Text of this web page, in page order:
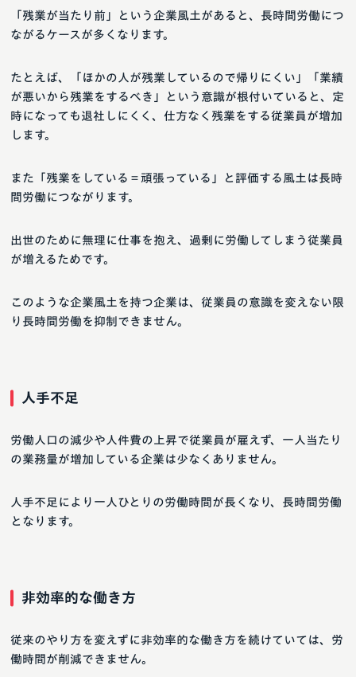
「残業が当たり前」という企業風土があると、長時間労働につ
ながるケースが多くなります。
たとえば、「ほかの人が残業しているので帰りにくい」「業績
が悪いから残業をするべき」という意識が根付いていると、定
時になっても退社しにくく、仕方なく残業をする従業員が増加
します。
また「残業をしている＝頑張っている」と評価する風土は長時
間労働につながります。
出世のために無理に仕事を抱え、過剰に労働してしまう従業員
が増えるためです。
このような企業風土を持つ企業は、従業員の意識を変えない限
り長時間労働を抑制できません。
人手不足
労働人口の減少や人件費の上昇で従業員が雇えず、一人当たり
の業務量が増加している企業は少なくありません。
人手不足により一人ひとりの労働時間が長くなり、長時間労働
となります。
非効率的な働き方
従来のやり方を変えずに非効率的な働き方を続けていては、労
働時間が削減できません。